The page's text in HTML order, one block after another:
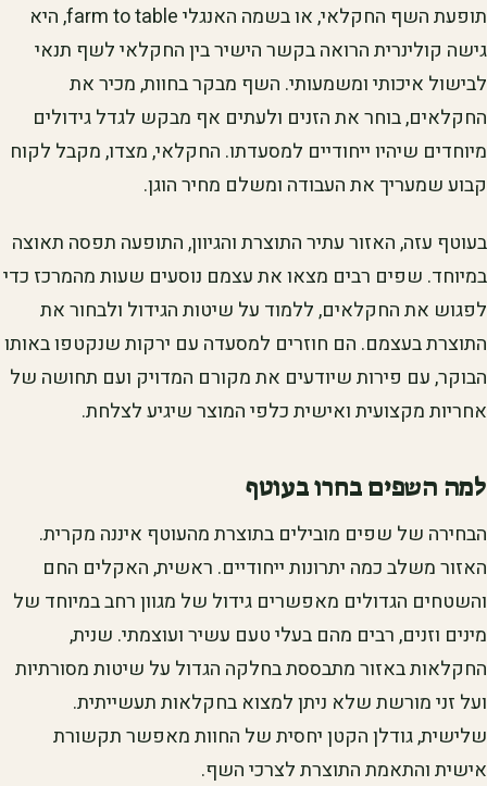
תופעת השף החקלאי, או בשמה האנגלי farm to table, היא
גישה קולינרית הרואה בקשר הישיר בין החקלאי לשף תנאי
לבישול איכותי ומשמעותי. השף מבקר בחוות, מכיר את
החקלאים, בוחר את הזנים ולעתים אף מבקש לגדל גידולים
מיוחדים שיהיו ייחודיים למסעדתו. החקלאי, מצדו, מקבל לקוח
קבוע שמעריך את העבודה ומשלם מחיר הוגן.
בעוטף עזה, האזור עתיר התוצרת והגיוון, התופעה תפסה תאוצה
במיוחד. שפים רבים מצאו את עצמם נוסעים שעות מהמרכז כדי
לפגוש את החקלאים, ללמוד על שיטות הגידול ולבחור את
התוצרת בעצמם. הם חוזרים למסעדה עם ירקות שנקטפו באותו
הבוקר, עם פירות שיודעים את מקורם המדויק ועם תחושה של
אחריות מקצועית ואישית כלפי המוצר שיגיע לצלחת.
למה השפים בחרו בעוטף
הבחירה של שפים מובילים בתוצרת מהעוטף איננה מקרית.
האזור משלב כמה יתרונות ייחודיים. ראשית, האקלים החם
והשטחים הגדולים מאפשרים גידול של מגוון רחב במיוחד של
מינים וזנים, רבים מהם בעלי טעם עשיר ועוצמתי. שנית,
החקלאות באזור מתבססת בחלקה הגדול על שיטות מסורתיות
ועל זני מורשת שלא ניתן למצוא בחקלאות תעשייתית.
שלישית, גודלן הקטן יחסית של החוות מאפשר תקשורת
אישית והתאמת התוצרת לצרכי השף.